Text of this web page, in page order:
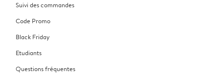
Suivi des commandes
Code Promo
Black Friday
Etudiants
Questions fréquentes